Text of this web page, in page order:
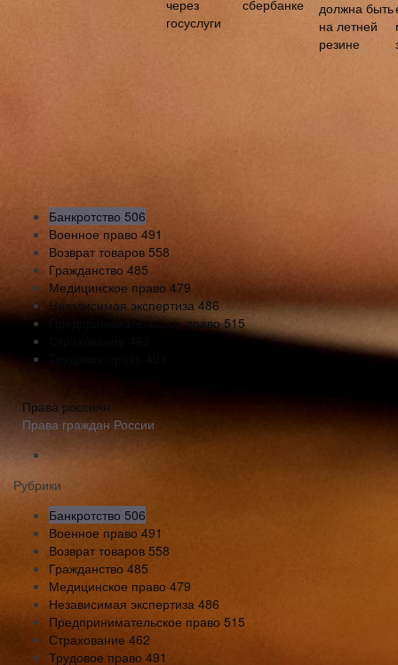
Банкротство 506
Военное право 491
Возврат товаров 558
Гражданство 485
Медицинское право 479
Независимая экспертиза 486
Предпринимательское право515
Права россиян
Права граждан России
Рубрики
Банкротство 506
Военное право 491
Возврат товаров 558
Гражданство 485
Медицинское право 479
Независимая экспертиза 486
Предпринимательское право 515
Страхование 462
Трудовое право 491